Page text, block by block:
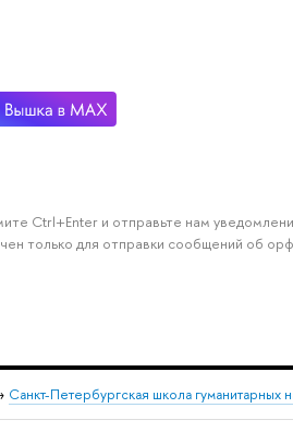
Ctrl+Enter и отправьте нам
только для отправки сообщений об
Санкт-Петербургская школа гуманитарных